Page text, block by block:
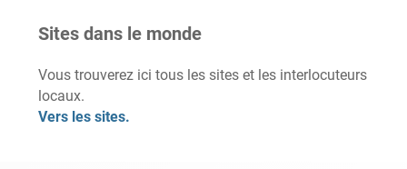
Sites dans le monde
Vous trouverez ici tous les sites et les interlocuteurs
locaux.
Vers les sites.